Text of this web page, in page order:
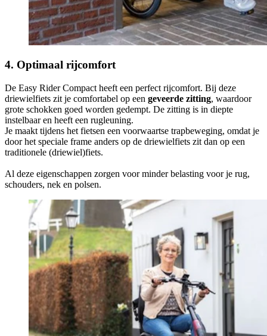
4. Optimaal rijcomfort
De Easy Rider Compact heeft een perfect rijcomfort. Bij deze
driewielfiets zit je comfortabel op een geveerde zitting, waardoor
grote schokken goed worden gedempt. De zitting is in diepte
instelbaar en heeft een rugleuning.
Je maakt tijdens het fietsen een voorwaartse trapbeweging, omdat je
door het speciale frame anders op de driewielfiets zit dan op een
traditionele (driewiel)fiets.
Al deze eigenschappen zorgen voor minder belasting voor je rug,
schouders, nek en polsen.